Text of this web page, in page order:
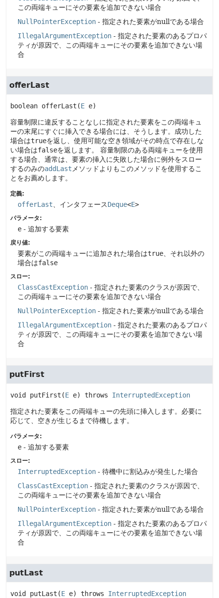
この両端キューにその要素を追加できない場合
NullPointerException - 指定された要素がnullである場合
IllegalArgumentException - 指定された要素のあるプロパ
ティが原因で、この両端キューにその要素を追加できない場
合
offerLast
boolean offerLast (E e)
容量制限に違反することなしに指定された要素をこの両端キュ
ーの末尾にすぐに挿入できる場合には、そうします。成功した
場合はtrueを返し、使用可能な空き領域がその時点で存在しな
い場合はfalseを返します。
容量制限のある両端キューを使用
する場合、通常は、要素の挿入に失敗した場合に例外をスロー
するのみのaddLast メソッドよりもこのメソッドを使用するこ
とをお薦めします。
定義:
offerLast 、インタフェースDeque<E>
パラメータ:
e - 追加する要素
戻り値:
要素がこの両端キューに追加された場合はtrue 、それ以外の
場合はfalse
スロー:
ClassCastException - 指定された要素のクラスが原因で、
この両端キューにその要素を追加できない場合
NullPointerException - 指定された要素がnullである場合
IllegalArgumentException - 指定された要素のあるプロパ
ティが原因で、この両端キューにその要素を追加できない場
合
putFirst
void putFirst (E e) throws InterruptedException
指定された要素をこの両端キューの先頭に挿入します。必要に
応じて、空きが生じるまで待機します。
パラメータ:
e - 追加する要素
スロー:
InterruptedException - 待機中に割込みが発生した場合
ClassCastException - 指定された要素のクラスが原因で、
この両端キューにその要素を追加できない場合
NullPointerException - 指定された要素がnullである場合
IllegalArgumentException - 指定された要素のあるプロパ
ティが原因で、この両端キューにその要素を追加できない場
合
putLast
void putLast (E e) throws InterruptedException